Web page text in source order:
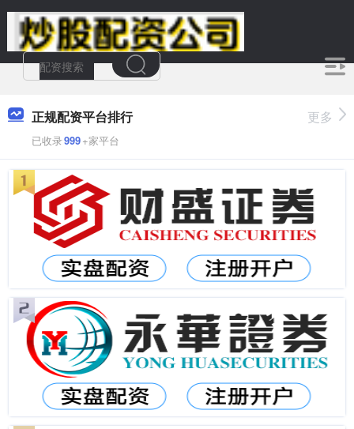
正规配资平台排行
已收录999+家平台
更多